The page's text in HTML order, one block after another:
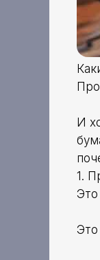
И
1.
Это